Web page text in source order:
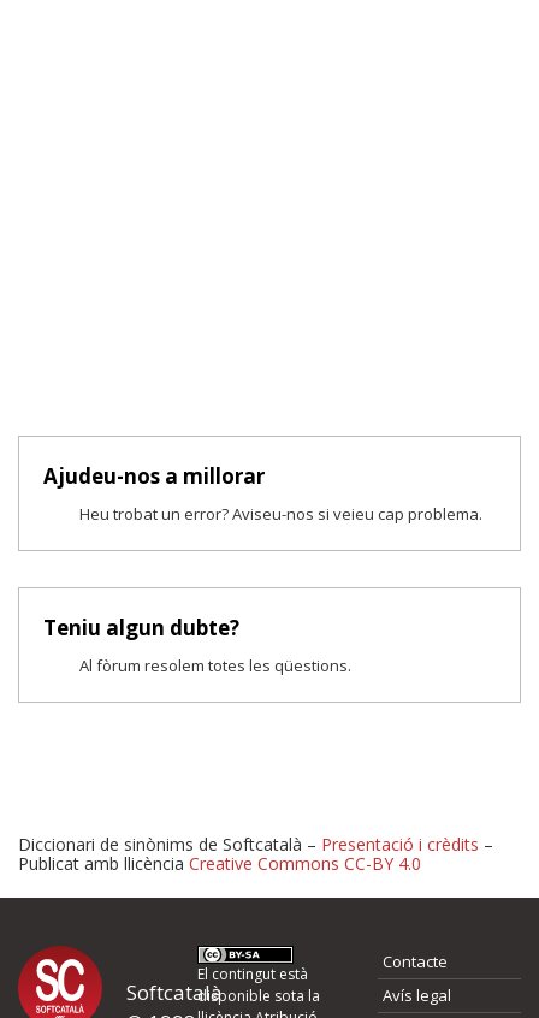
Ajudeu-nos a millorar
Heu trobat un error? Aviseu-nos si veieu cap problema.
Teniu algun dubte?
Al fòrum resolem totes les qüestions.
Proposeu-nos millores o
d'errors
Diccionari de sinònims de Softcatalà – Presentació i crèdits –
Publicat amb llicència Creative Commons CC-BY 4.0
Softcatalà
El contingut està
disponible sota la
Contacte
Avís legal